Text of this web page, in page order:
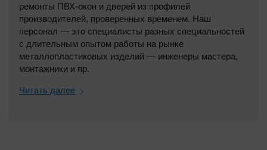
ремонты ПВХ-окон и дверей из профилей
производителей, проверенных временем. Наш
персонал — это специалисты разных специальностей
с длительным опытом работы на рынке
металлопластиковых изделий — инженеры мастера,
монтажники и пр.
Читать далее